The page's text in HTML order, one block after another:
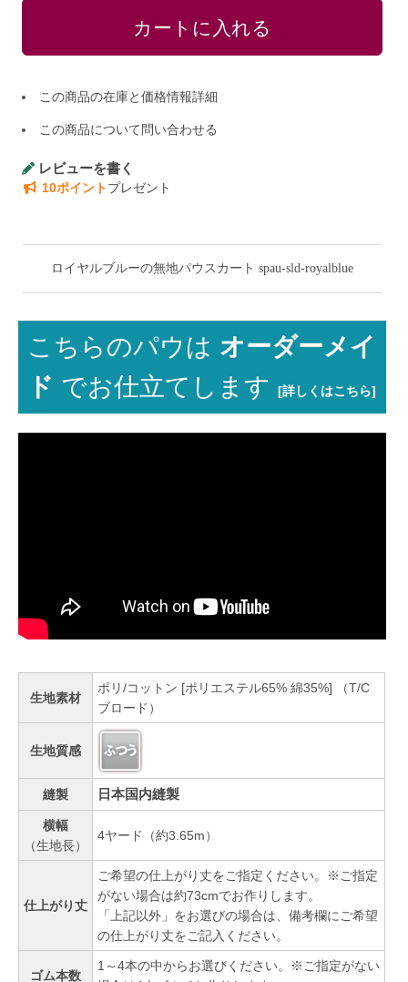
この商品の在庫と価格情報詳細
この商品について問い合わせる
レビューを書く
10ポイントプレゼント
ロイヤルブルーの無地パウスカート spau-sld-royalblue
こちらのパウは オーダーメイ
ド でお仕立てします[詳しくはこちら]
生地素材
ポリ/コットン [ポリエステル65% 綿35%] （T/C
ブロード）
生地質感
縫製 日本国内縫製
横幅
（生地長）
4ヤード（約3.65m）
仕上がり丈
ご希望の仕上がり丈をご指定ください。※ご指定
がない場合は約73cmでお作りします。
「上記以外」をお選びの場合は、備考欄にご希望
の仕上がり丈をご記入ください。
ゴム本数
1～4本の中からお選びください。※ご指定がない